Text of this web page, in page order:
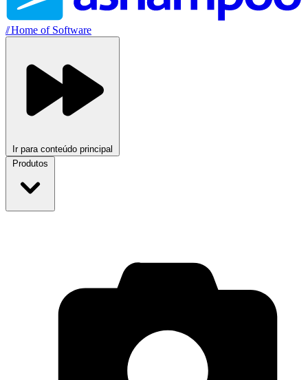
//Home of Software
Ir para conteúdo principal
Produtos